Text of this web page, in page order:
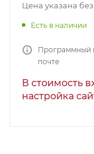
Цена указана
Есть в наличии
Программный
почте
В стоимость
настройка